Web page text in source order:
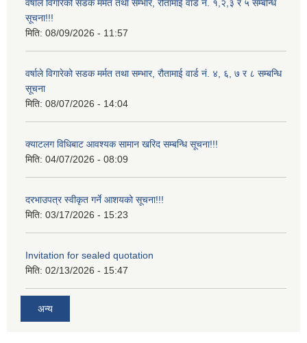
वर्षाले विगारेको सडक मर्मत तथा सम्भार, रौतामाई वार्ड नं. १,२,३ र ५ सम्बन्धि
सूचना!!!
मिति: 08/09/2026 - 11:57
वर्षाले विगारेको सडक मर्मत तथा सम्भार, रौतामाई वार्ड नं. ४, ६, ७ र ८ सम्बन्धि
सूचना
मिति: 08/07/2026 - 14:04
क्याटलग विधिबाट आवश्यक सामान खरिद सम्बन्धि सूचना!!!
मिति: 04/07/2026 - 08:09
दरभाउपत्र स्वीकृत गर्ने आशयको सूचना!!!
मिति: 03/17/2026 - 15:23
Invitation for sealed quotation
मिति: 02/13/2026 - 15:47
अन्य